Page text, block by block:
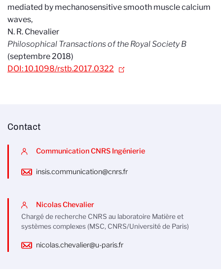
mediated by mechanosensitive smooth muscle calcium
waves,
N. R. Chevalier
Philosophical Transactions of the Royal Society B
(septembre 2018)
DOI: 10.1098/rstb.2017.0322
Contact
Communication CNRS Ingénierie
insis.communication@cnrs.fr
Nicolas Chevalier
Chargé de recherche CNRS au laboratoire Matière et
systèmes complexes (MSC, CNRS/Université de Paris)
nicolas.chevalier@u-paris.fr